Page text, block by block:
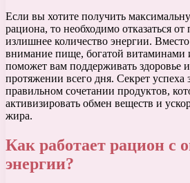
Если вы хотите получить
рациона, то необходимо отказаться
излишнее количество энергии. Вместо
внимание пище, богатой витаминами
поможет вам поддерживать здоровье
протяжении всего дня. Секрет успеха
правильном сочетании продуктов,
активизировать обмен веществ и
жира.
Как работает рацион с
энергии?